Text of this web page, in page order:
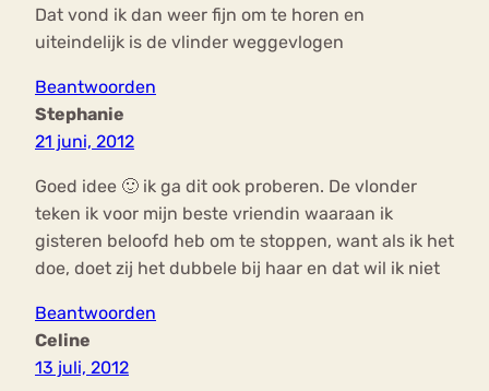
Dat vond ik dan weer fijn om te horen en
uiteindelijk is de vlinder weggevlogen
Beantwoorden
Stephanie
21 juni, 2012
Goed idee 🙂 ik ga dit ook proberen. De vlonder
teken ik voor mijn beste vriendin waaraan ik
gisteren beloofd heb om te stoppen, want als ik het
doe, doet zij het dubbele bij haar en dat wil ik niet
Beantwoorden
Celine
13 juli, 2012